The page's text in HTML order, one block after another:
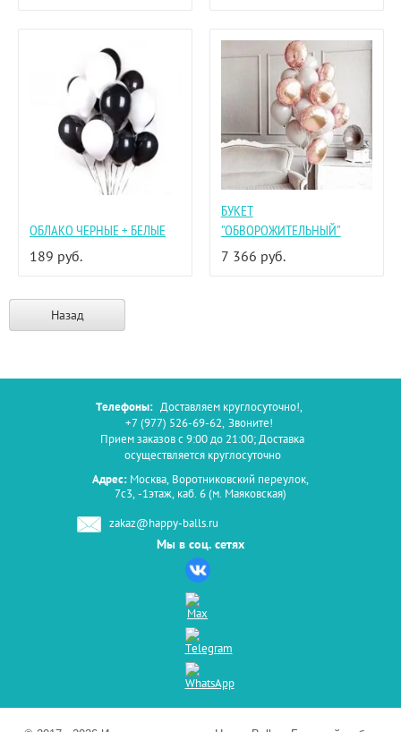
ОБЛАКО ЧЕРНЫЕ + БЕЛЫЕ
189 руб.
БУКЕТ
"ОБВОРОЖИТЕЛЬНЫЙ"
7 366 руб.
Назад
Телефоны: Доставляем круглосуточно!,
+7 (977) 526-69-62, Звоните!
Прием заказов с 9:00 до 21:00; Доставка
осуществляется круглосуточно
Адрес: Москва, Воротниковский переулок,
7с3, -1этаж, каб. 6 (м. Маяковская)
zakaz@happy-balls.ru
Мы в соц. сетях